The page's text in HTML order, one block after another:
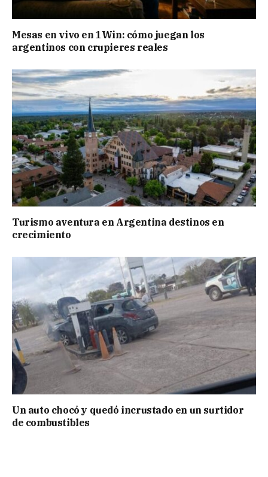
Mesas en vivo en 1Win: cómo juegan los
argentinos con crupieres reales
Turismo aventura en Argentina destinos en
crecimiento
Un auto chocó y quedó incrustado en un surtidor
de combustibles